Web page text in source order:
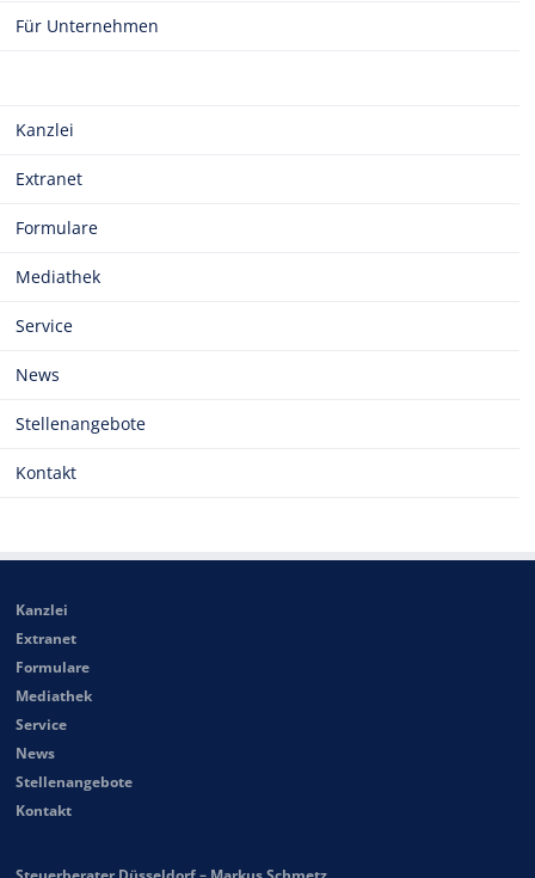
Für Unternehmen
Kanzlei
Extranet
Formulare
Mediathek
Service
News
Stellenangebote
Kontakt
Kanzlei
Extranet
Formulare
Mediathek
Service
News
Stellenangebote
Kontakt